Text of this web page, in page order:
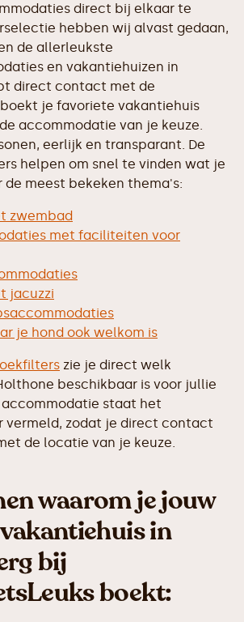
direct bij elkaar te
hebben wij alvast gedaan,
de allerleukste
en vakantiehuizen in
direct contact met de
je favoriete vakantiehuis
accommodatie van je keuze.
eerlijk en transparant. De
helpen om snel te vinden wat je
de meest bekeken thema's:
zwembad
met faciliteiten voor
jacuzzi
je hond ook welkom is
zie je direct welk
beschikbaar is voor jullie
accommodatie staat het
vermeld, zodat je direct contact
de locatie van je keuze.
waarom je jouw
in
bij
boekt: